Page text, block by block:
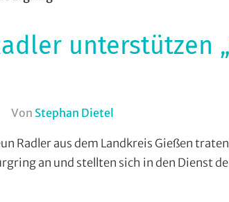
unterstützen
Von Stephan Dietel
RV
Gießen-
Radler aus dem Landkreis Gießen
an und stellten sich in den Dienst